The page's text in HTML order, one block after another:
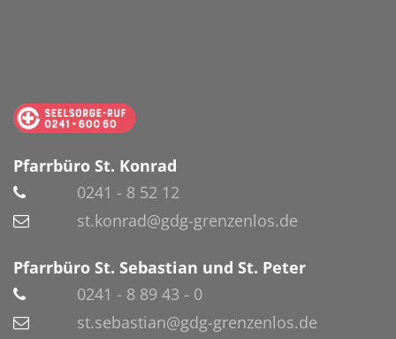
Pfarrbüro St. Konrad
0241 - 8 52 12
st.konrad@gdg-grenzenlos.de
Pfarrbüro St. Sebastian und St. Peter
0241 - 8 89 43 - 0
st.sebastian@gdg-grenzenlos.de